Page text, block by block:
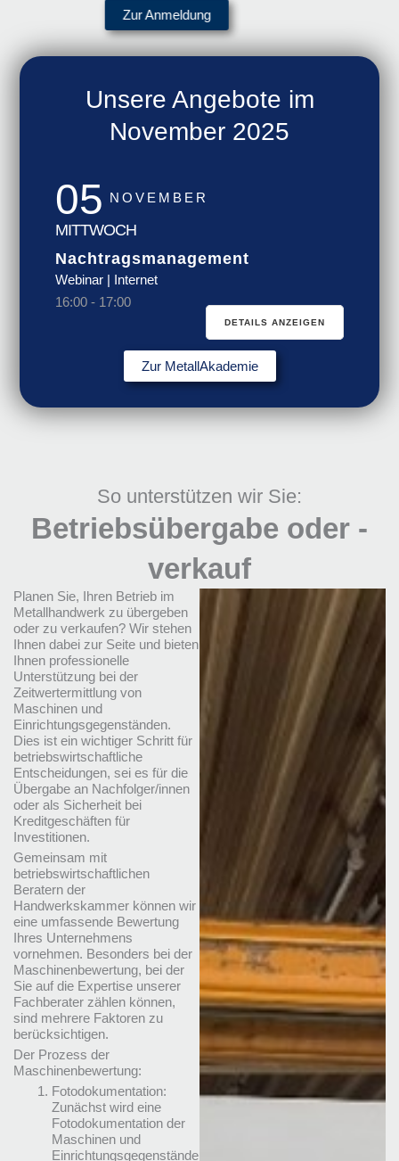
Zur Anmeldung
Unsere Angebote im
November 2025
05 NOVEMBER
MITTWOCH
Nachtragsmanagement
Webinar | Internet
16:00- 17:00
DETAILS ANZEIGEN
Zur MetallAkademie
So unterstützen wir Sie:
Betriebsübergabe oder -
verkauf
Planen Sie, Ihren Betrieb im
Metallhandwerk zu übergeben
oder zu verkaufen? Wir stehen
Ihnen dabei zur Seite und bieten
Ihnen professionelle
Unterstützung bei der
Zeitwertermittlung von
Maschinen und
Einrichtungsgegenständen.
Dies ist ein wichtiger Schritt für
betriebswirtschaftliche
Entscheidungen, sei es für die
Übergabe an Nachfolger/innen
oder als Sicherheit bei
Kreditgeschäften für
Investitionen.
Gemeinsam mit
betriebswirtschaftlichen
Beratern der
Handwerkskammer können wir
eine umfassende Bewertung
Ihres Unternehmens
vornehmen. Besonders bei der
Maschinenbewertung, bei der
Sie auf die Expertise unserer
Fachberater zählen können,
sind mehrere Faktoren zu
berücksichtigen.
Der Prozess der
Maschinenbewertung:
Fotodokumentation:
Zunächst wird eine
Fotodokumentation der
Maschinen und
Einrichtungsgegenstände